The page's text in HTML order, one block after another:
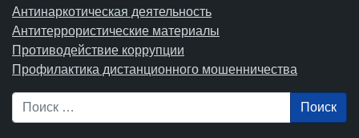
Антинаркотическая деятельность
Антитеррористические материалы
Противодействие коррупции
Профилактика дистанционного мошенничества
Поиск